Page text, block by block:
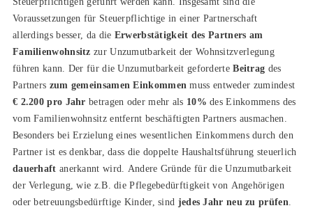
Voraussetzungen für Steuerpflichtige in einer Partnerschaft
allerdings besser, da die Erwerbstätigkeit des Partners am
Familienwohnsitz zur Unzumutbarkeit der Wohnsitzverlegung
führen kann. Der für die Unzumutbarkeit geforderteBeitrag des
Partners zum gemeinsamen Einkommen muss entweder zumindest
€ 2.200 pro Jahr betragen oder mehr als 10% des Einkommens des
vom Familienwohnsitz entfernt beschäftigten Partners ausmachen.
Besonders bei Erzielung eines wesentlichen Einkommens durch den
Partner ist es denkbar, dass die doppelte Haushaltsführung steuerlich
dauerhaft anerkannt wird. Andere Gründe für die Unzumutbarkeit
der Verlegung, wie z.B. die Pflegebedürftigkeit von Angehörigen
oder betreuungsbedürftige Kinder, sind jedes Jahr neu zu prüfen